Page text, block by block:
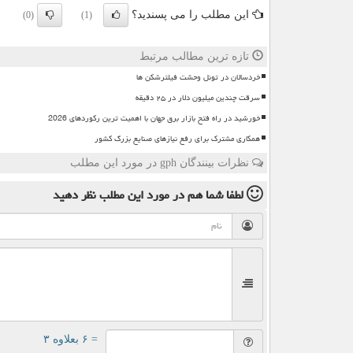
این مطلب را می پسندید؟ (1)
(0)
تازه ترین مطالب مرتبط
خردسالان در تونل وحشت فیلترشکن ها
سرقت چندین میلیون دلار در ۲۵ دقیقه
خورشید در راه فتح بازار برق جهان با اهمیت ترین رکوردهای 2026
همکاری مشترک برای رفع نیازهای صنایع بزرگ کشور
نظرات بینندگان gph در مورد این مطلب
لطفا شما همدر مورد این مطلبنظر دهید
= ۶ بعلاوه ۳